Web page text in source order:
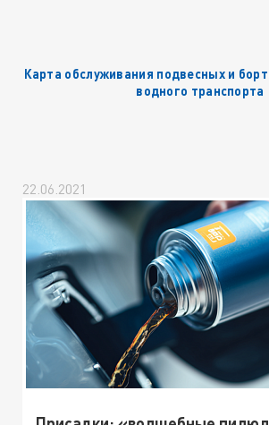
Карта обслуживания подвесных и
водного транспорта
22.06.2021